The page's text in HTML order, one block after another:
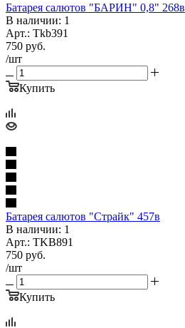
Батарея салютов "БАРИН" 0,8" 268в
В наличии: 1
Арт.: Tkb391
750 руб.
/шт
Купить
Батарея салютов "Страйк" 457в
В наличии: 1
Арт.: TKB891
750 руб.
/шт
Купить